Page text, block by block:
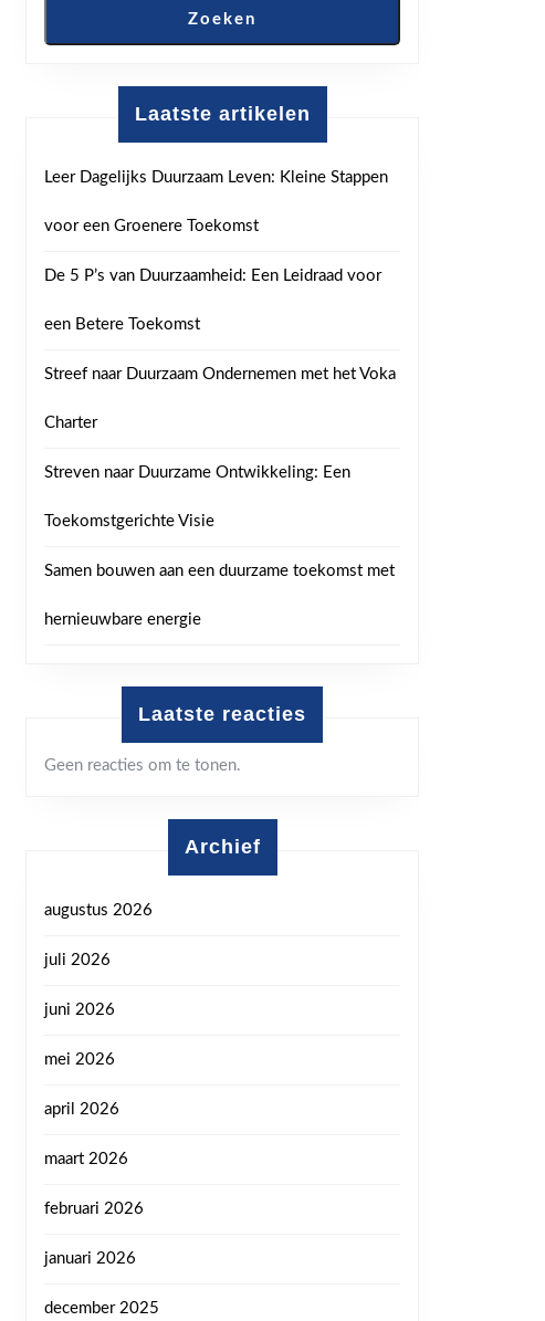
Zoeken
Laatste artikelen
Leer Dagelijks Duurzaam Leven: Kleine Stappen
voor een Groenere Toekomst
De 5 P’s van Duurzaamheid: Een Leidraad voor
een Betere Toekomst
Streef naar Duurzaam Ondernemen met het Voka
Charter
Streven naar Duurzame Ontwikkeling: Een
Toekomstgerichte Visie
Samen bouwen aan een duurzame toekomst met
hernieuwbare energie
Laatste reacties
Geen reacties om te tonen.
Archief
augustus 2026
juli 2026
juni 2026
mei 2026
april 2026
maart 2026
februari 2026
januari 2026
december 2025